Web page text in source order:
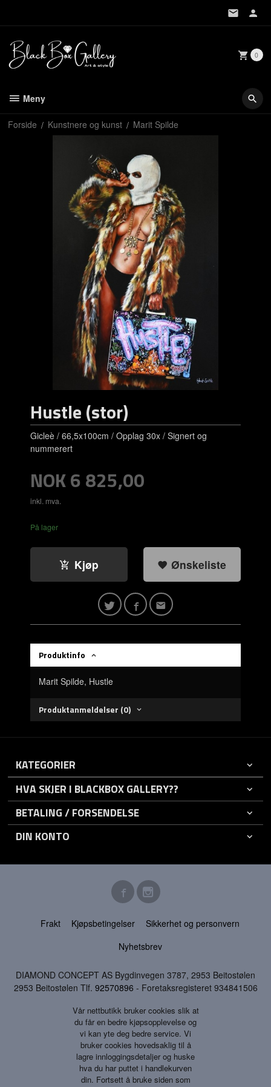
0
Meny
Forside Kunstnere og kunst Marit Spilde
Hustle (stor)
Gicleè / 66,5x100cm / Opplag 30x / Signert og
nummerert
Pris
NOK6 825,00
inkl. mva.
På lager
Kjøp Ønskeliste
Produktinfo
Marit Spilde, Hustle
Produktanmeldelser (0)
KATEGORIER
HVA SKJER I BLACKBOX GALLERY??
BETALING / FORSENDELSE
DIN KONTO
Frakt Kjøpsbetingelser
Sikkerhet og personvern
Nyhetsbrev
DIAMOND CONCEPT AS Bygdinvegen 3787, 2953 Beitostølen
2953 Beitostølen Tlf. 92570896 - Foretaksregisteret 934841506
Vår nettbutikk bruker cookies slik at
du får en bedre kjøpsopplevelse og
vi kan yte deg bedre service. Vi
bruker cookies hovedsaklig til å
lagre innloggingsdetaljer og huske
hva du har puttet i handlekurven
din. Fortsett å bruke siden som